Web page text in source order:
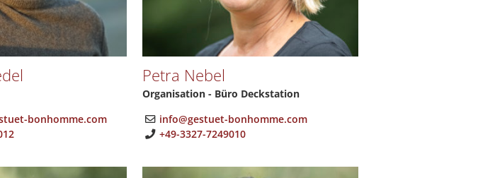
bonhomme.com
Petra Nebel
Organisation - Büro Deckstation
info@gestuet-bonhomme.com
+49-3327-7249010